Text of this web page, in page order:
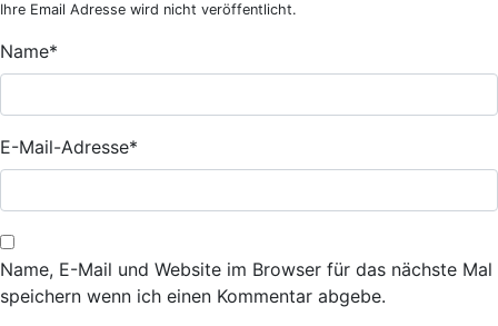
Ihre Email Adresse wird nicht veröffentlicht.
Name*
E-Mail-Adresse*
Name, E-Mail und Website im Browser für das nächste Mal
speichern wenn ich einen Kommentar abgebe.